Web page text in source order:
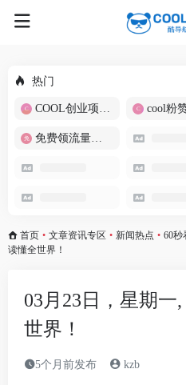
热门
COOL创业项目商城
免费领流量卡-包邮
首页 • 文章资讯专区 • 新闻热点 • 60秒
读懂全世界！
03月23日，星期一
世界！
5个月前发布 kzb